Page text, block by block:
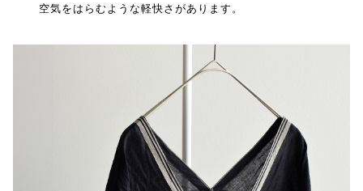
空気をはらむような軽快さがあります。